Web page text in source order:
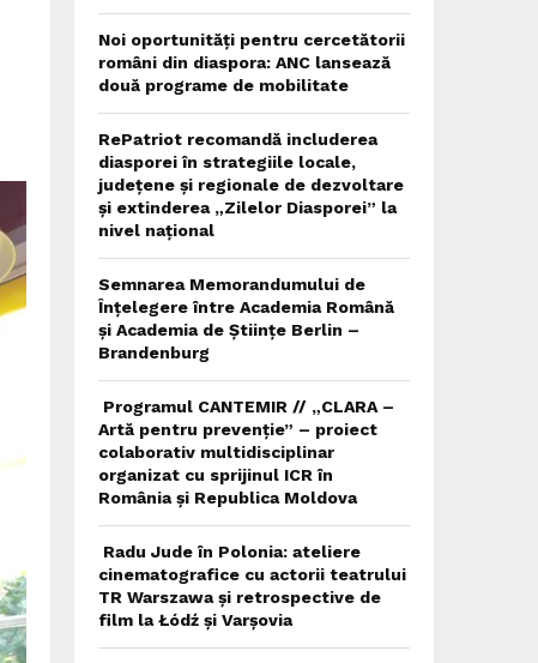
Noi oportunități pentru cercetătorii
români din diaspora: ANC lansează
două programe de mobilitate
RePatriot recomandă includerea
diasporei în strategiile locale,
județene și regionale de dezvoltare
și extinderea „Zilelor Diasporei” la
nivel național
Semnarea Memorandumului de
Înțelegere între Academia Română
și Academia de Științe Berlin –
Brandenburg
Programul CANTEMIR // „CLARA –
Artă pentru prevenție” – proiect
colaborativ multidisciplinar
organizat cu sprijinul ICR în
România și Republica Moldova
Radu Jude în Polonia: ateliere
cinematografice cu actorii teatrului
TR Warszawa și retrospective de
film la Łódź și Varșovia